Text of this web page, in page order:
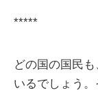
*****
どの国の国民
いるでしょう。